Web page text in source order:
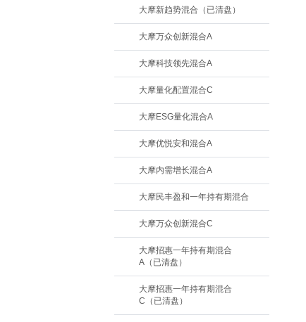
大摩新趋势混合（已清盘）
大摩万众创新混合A
大摩科技领先混合A
大摩量化配置混合C
大摩ESG量化混合A
大摩优悦安和混合A
大摩内需增长混合A
大摩民丰盈和一年持有期混合
大摩万众创新混合C
大摩招惠一年持有期混合
A（已清盘）
大摩招惠一年持有期混合
C（已清盘）